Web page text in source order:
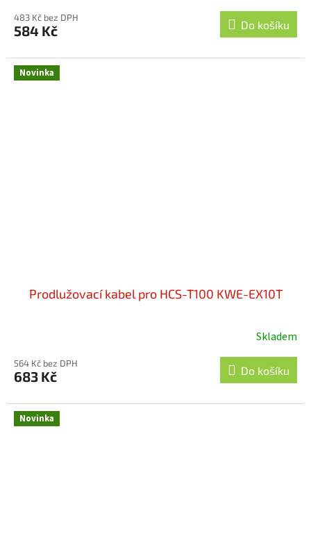
483 Kč bez DPH
584 Kč Do košíku
Novinka
Prodlužovací kabel pro HCS-T100 KWE-EX10T
Skladem
564 Kč bez DPH
683 Kč Do košíku
Novinka